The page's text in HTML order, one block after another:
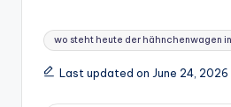
Tags:
wo steht heute der hähnchenwagen
Last updated on June 24, 2026